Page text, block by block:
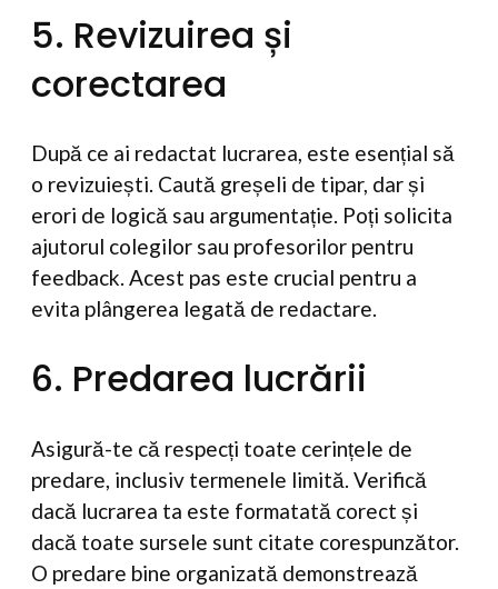
5. Revizuirea și
corectarea
După ce ai redactat lucrarea, este esențial să
o revizuiești. Caută greșeli de tipar, dar și
erori de logică sau argumentație. Poți solicita
ajutorul colegilor sau profesorilor pentru
feedback. Acest pas este crucial pentru a
evita plângerea legată de redactare.
6. Predarea lucrării
Asigură-te că respecți toate cerințele de
predare, inclusiv termenele limită. Verifică
dacă lucrarea ta este formatată corect și
dacă toate sursele sunt citate corespunzător.
O predare bine organizată demonstrează